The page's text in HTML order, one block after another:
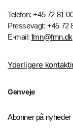
Telefon: +45 72 81
Pressevagt: +45 72
E-mail: fmn@fmn.dk
Yderligere
Genveje
Abonner på nyheder